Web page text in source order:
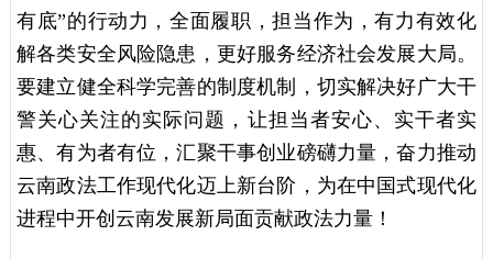
有底”的行动力，全面履职，担当作为，有力有效化
解各类安全风险隐患，更好服务经济社会发展大局。
要建立健全科学完善的制度机制，切实解决好广大干
警关心关注的实际问题，让担当者安心、实干者实
惠、有为者有位，汇聚干事创业磅礴力量，奋力推动
云南政法工作现代化迈上新台阶，为在中国式现代化
进程中开创云南发展新局面贡献政法力量！